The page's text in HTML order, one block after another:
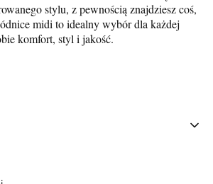
stylu, z pewnością znajdziesz coś,
midi to idealny wybór dla każdej
komfort, styl i jakość.